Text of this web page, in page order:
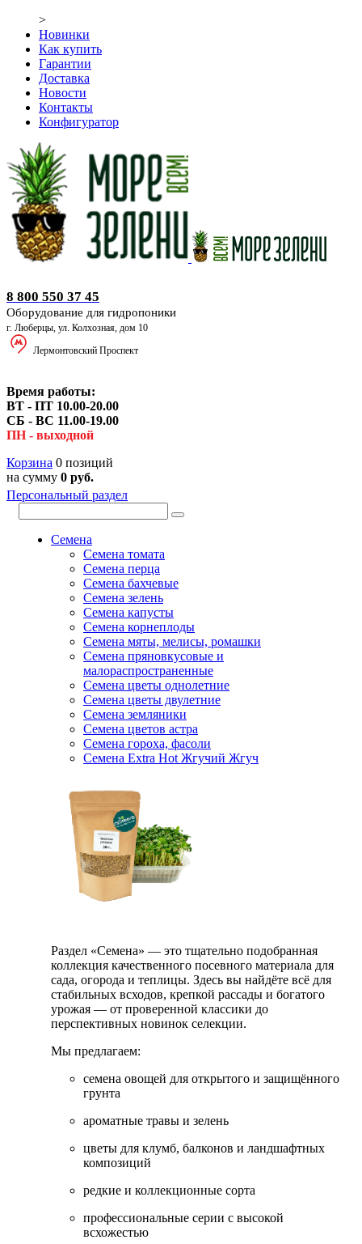
>
Новинки
Как купить
Гарантии
Доставка
Новости
Контакты
Конфигуратор
8 800 550 37 45
Оборудование для гидропоники
г. Люберцы, ул. Колхозная, дом 10
Лермонтовский Проспект
Время работы:
ВТ - ПТ 10.00-20.00
СБ - ВС 11.00-19.00
ПН - выходной
Корзина 0 позиций
на сумму 0 руб.
Персональный раздел
Семена
Семена томата
Семена перца
Семена бахчевые
Семена зелень
Семена капусты
Семена корнеплоды
Семена мяты, мелисы, ромашки
Семена пряновкусовые и
малораспространенные
Семена цветы однолетние
Семена цветы двулетние
Семена земляники
Семена цветов астра
Семена гороха, фасоли
Семена Extra Hot Жгучий Жгуч
Раздел «Семена» — это тщательно подобранная
коллекция качественного посевного материала для
сада, огорода и теплицы. Здесь вы найдёте всё для
стабильных всходов, крепкой рассады и богатого
урожая — от проверенной классики до
перспективных новинок селекции.
Мы предлагаем:
семена овощей для открытого и защищённого
грунта
ароматные травы и зелень
цветы для клумб, балконов и ландшафтных
композиций
редкие и коллекционные сорта
профессиональные серии с высокой
всхожестью